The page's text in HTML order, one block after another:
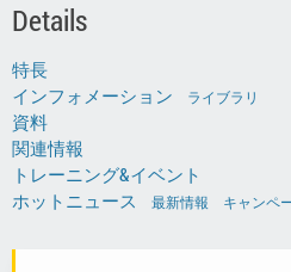
Details
特長
インフォメーション
ライブラリ
資料
関連情報
トレーニング&イベント
ホットニュース
最新情報 キャンペ